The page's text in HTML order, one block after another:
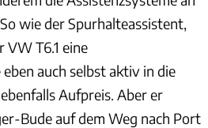
wie der Spurhalteassistent,
T6.1 eine
auch selbst aktiv in die
Aufpreis. Aber er
Bude auf dem Weg nach Port